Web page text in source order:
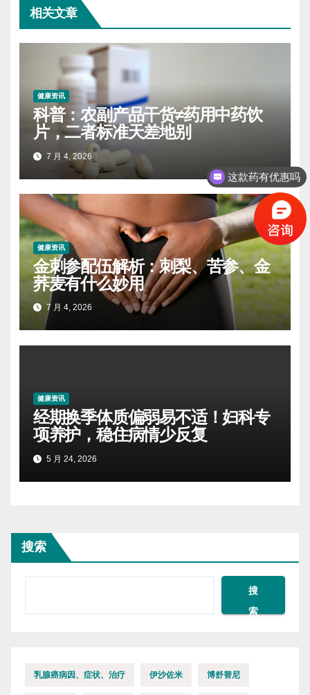
相关文章
健康资讯
科普：农副产品干货≠药用中药饮
片，二者标准天差地别
7 月 4, 2026
健康资讯
金刺参配伍解析：刺梨、苦参、金
荞麦有什么妙用
7 月 4, 2026
健康资讯
经期换季体质偏弱易不适！妇科专
项养护，稳住病情少反复
5 月 24, 2026
搜索
搜
索
乳腺癌病因、症状、治疗 伊沙佐米 博舒替尼
这款药有优惠吗